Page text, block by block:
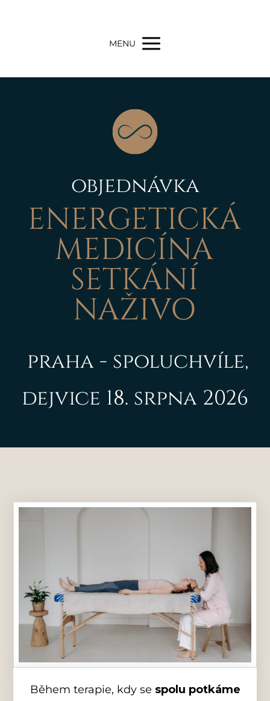
MENU
objednávka
ENERGETICKÁ
MEDICÍNA
SETKÁNÍ
NAŽIVO
praha - spoluchvíle,
dejvice 18. srpna 2026
Během terapie, kdy se spolu potkáme